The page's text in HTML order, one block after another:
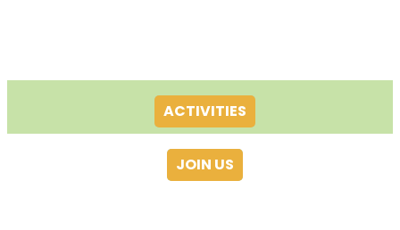
ACTIVITIES
JOIN US